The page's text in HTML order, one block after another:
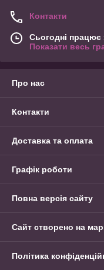
Контакти
Сьогодні працює
Показати весь
Про нас
Контакти
Доставка та оплата
Графік роботи
Повна версія сайту
Сайт створено на
Політика